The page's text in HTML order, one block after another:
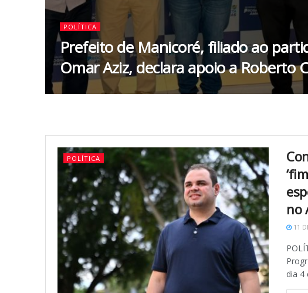
POLÍTICA
Prefeito de Manicoré, filiado ao
Omar Aziz, declara apoio a Roberto
POLÍTICA
no
11
dia 4